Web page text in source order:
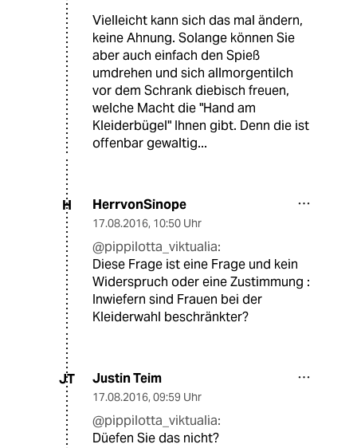
Vielleicht kann sich das mal ändern,
keine Ahnung. Solange können Sie
aber auch einfach den Spieß
umdrehen und sich allmorgentilch
vor dem Schrank diebisch freuen,
welche Macht die "Hand am
Kleiderbügel" Ihnen gibt. Denn die ist
offenbar gewaltig...
H HerrvonSinope
17.08.2016, 10:50 Uhr
@pippilotta_viktualia:
Diese Frage ist eine Frage und kein
Widerspruch oder eine Zustimmung :
Inwiefern sind Frauen bei der
Kleiderwahl beschränkter?
JT Justin Teim
17.08.2016, 09:59 Uhr
@pippilotta_viktualia:
Düefen Sie das nicht?